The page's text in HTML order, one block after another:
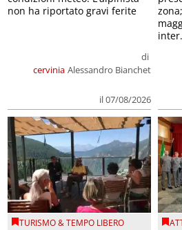
cervinia
di
Alessandro Bianchet
il 07/08/2026
non ha riportato gravi ferite
TURISMO & TEMPO LIBERO